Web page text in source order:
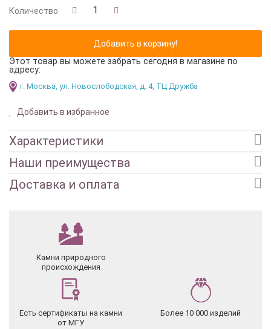
Количество
Этот товар вы можете забрать сегодня в магазине по
адресу:
г. Москва, ул. Новослободская, д. 4, ТЦ Дружба
Добавить в избранное
Характеристики
Наши преимущества
Доставка и оплата
Камни природного
происхождения
Есть сертификаты на камни
от МГУ
Более 10 000 изделий